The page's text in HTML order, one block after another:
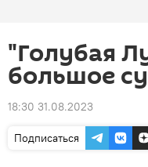
"Голубая
большое
18:30 31.08.2023
Подписаться